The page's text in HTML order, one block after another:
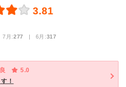
3.81
7月:277 | 6月:317
5.0
！